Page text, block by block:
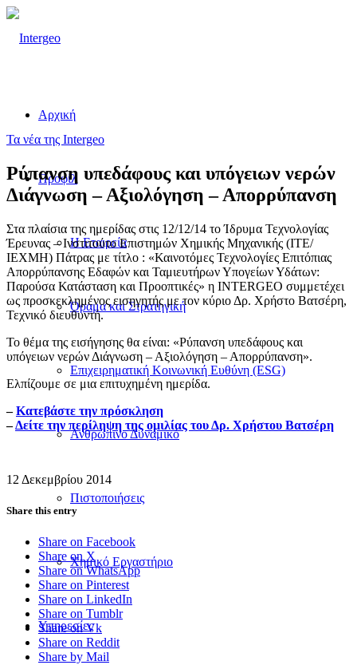
Αρχική
Προφίλ
Η Εταιρεία
Όραμα και Στρατηγική
Επιχειρηματική Κοινωνική Ευθύνη (ESG)
Ανθρώπινο Δυναμικό
Πιστοποιήσεις
Χημικό Εργαστήριο
Υπηρεσίες
Τα νέα της Intergeo
Ρύπανση υπεδάφους και υπόγειων νερών
Διάγνωση – Αξιολόγηση – Απορρύπανση
Στα πλαίσια της ημερίδας στις 12/12/14 το Ίδρυμα Τεχνολογίας
Έρευνας – Ινστιτούτο Επιστημών Χημικής Μηχανικής (ΙΤΕ/
ΙΕΧΜΗ) Πάτρας με τίτλο : «Καινοτόμες Τεχνολογίες Επιτόπιας
Απορρύπανσης Εδαφών και Ταμιευτήρων Υπογείων Υδάτων:
Παρούσα Κατάσταση και Προοπτικές» η INTERGEO συμμετέχει
ως προσκεκλημένος εισηγητής με τον κύριο Δρ. Χρήστο Βατσέρη,
Τεχνικό διευθυντή.
Το θέμα της εισήγησης θα είναι: «Ρύπανση υπεδάφους και
υπόγειων νερών Διάγνωση – Αξιολόγηση – Απορρύπανση».
Ελπίζουμε σε μια επιτυχημένη ημερίδα.
–Κατεβάστε την πρόσκληση
–Δείτε την περίληψη της ομιλίας του Δρ. Χρήστου Βατσέρη
12 Δεκεμβρίου 2014
Share this entry
Share on Facebook
Share on X
Share on WhatsApp
Share on Pinterest
Share on LinkedIn
Share on Tumblr
Share on Vk
Share on Reddit
Share by Mail